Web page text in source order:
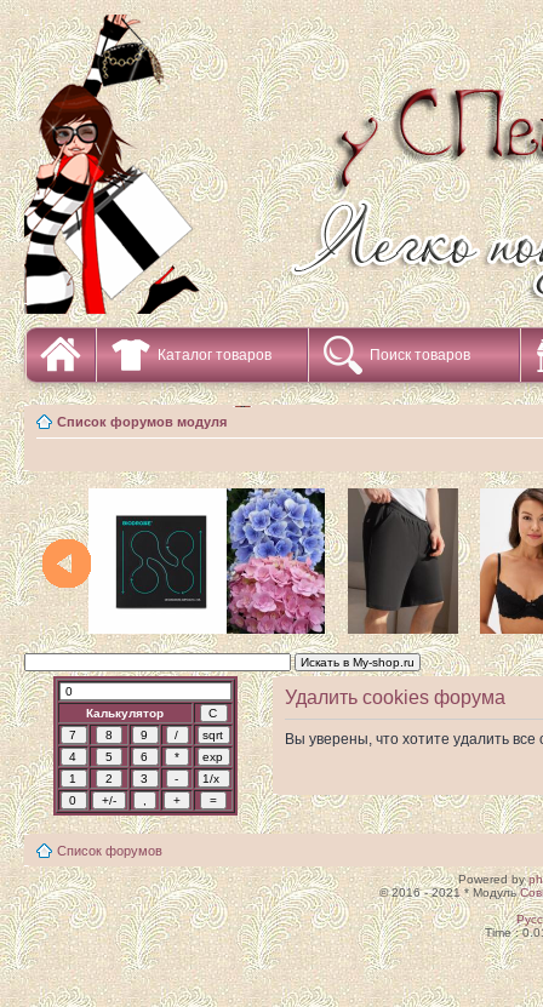
Каталог товаров Поиск товаров
Список форумов модуля
Калькулятор
Удалить cookies форума
Вы уверены, что хотите удалить
Список форумов
Powered by
© 2016 - 2021 * Модуль
Time :